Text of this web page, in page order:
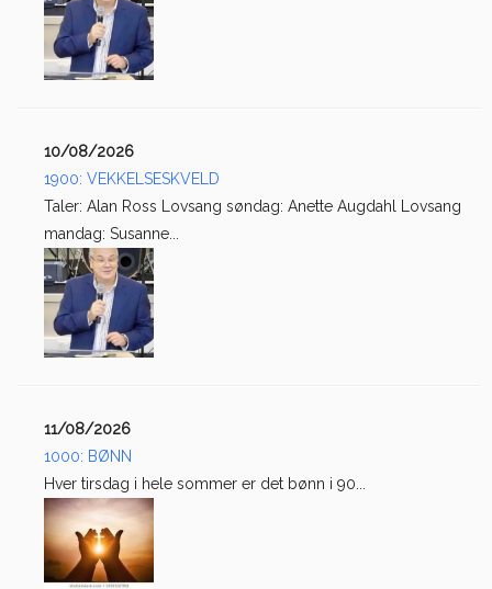
10/08/2026
1900: VEKKELSESKVELD
Taler: Alan Ross Lovsang søndag: Anette Augdahl Lovsang
mandag: Susanne...
11/08/2026
1000: BØNN
Hver tirsdag i hele sommer er det bønn i 90...